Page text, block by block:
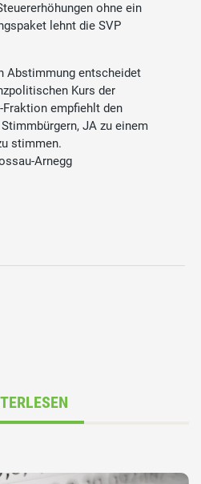
ohne ein
lehnt die SVP
Abstimmung entscheidet
Kurs der
Fraktion empfiehlt den
JA zu einem
stimmen.
Arnegg